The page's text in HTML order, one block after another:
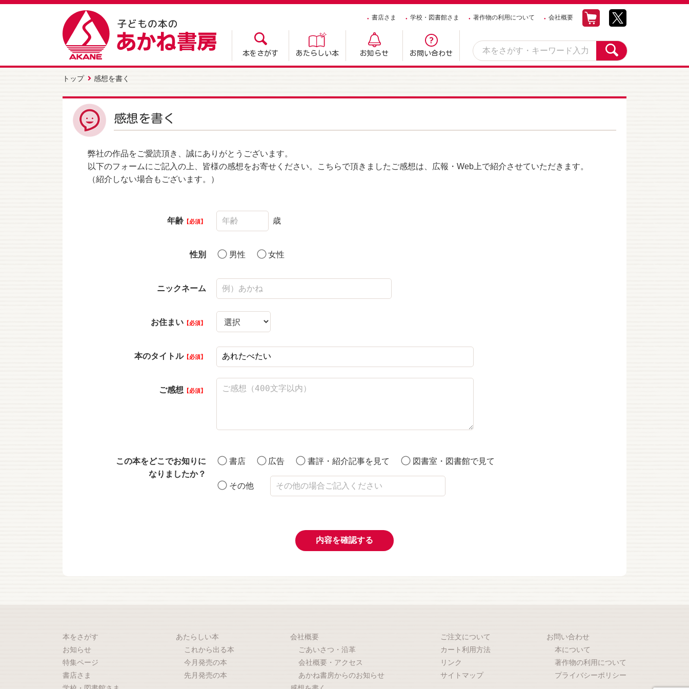
書店さま 学校・図書館さま 著作物の利用について 会社概要
本をさがす あたらしい本 お知らせ お問い合わせ
トップ 感想を書く
感想を書く
弊社の作品をご愛読頂き、誠にありがとうございます。
以下のフォームにご記入の上、皆様の感想をお寄せください。こちらで頂きましたご感想は、広報・Web上で紹介させていただきます。
（紹介しない場合もございます。）
年齢 必須 歳
性別 男性 女性
ニックネーム
お住まい 必須
本のタイトル 必須
ご感想 必須
この本をどこでお知りに
なりましたか？
書店 広告 書評・紹介記事を見て 図書室・図書館で見て
その他
内容を確認する
本をさがす
お知らせ
特集ページ
書店さま
あたらしい本
これから出る本
今月発売の本
先月発売の本
会社概要
ごあいさつ・沿革
会社概要・アクセス
あかね書房からのお知らせ
ご注文について
カート利用方法
リンク
サイトマップ
お問い合わせ
本について
著作物の利用について
プライバシーポリシー